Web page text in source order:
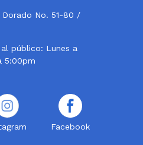
Dorado No. 51-80 /
público: Lunes a
5:00pm
Facebook